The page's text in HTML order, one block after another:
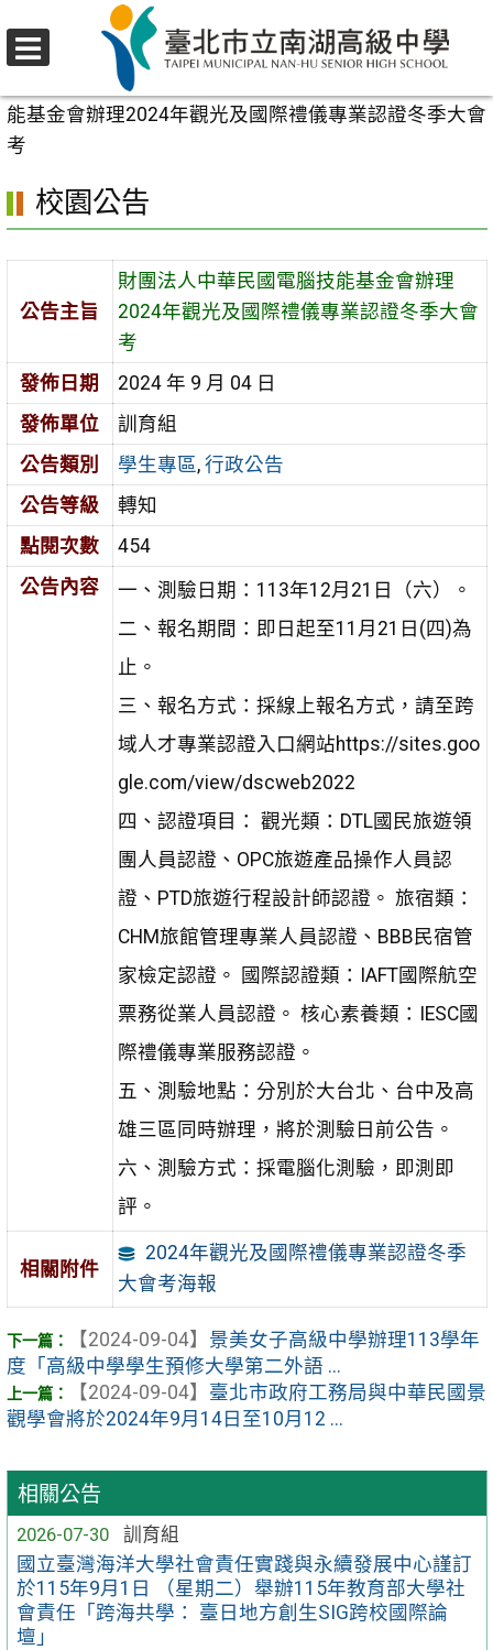
至
要
內
校園公告
能基金會辦理2024年觀光及國際禮儀專業認證冬季大會
考
相關公告
2026-07-30
訓育組
國立臺灣海洋大學社會責任實踐與永續發展中心謹訂
於115年9月1日 （星期二）舉辦115年教育部大學社
會責任「跨海共學： 臺日地方創生SIG跨校國際論
壇」
校園公告
公告主旨
財團法人中華民國電腦技能基金會辦理
2024年觀光及國際禮儀專業認證冬季大會
考
發佈日期
2024 年 9 月 04 日
發佈單位
訓育組
公告類別
學生專區, 行政公告
公告等級
轉知
點閱次數
454
公告內容
一、測驗日期：113年12月21日（六）。
二、報名期間：即日起至11月21日(四)為
止。
三、報名方式：採線上報名方式，請至跨
域人才專業認證入口網站https://sites.goo
gle.com/view/dscweb2022
四、認證項目： 觀光類：DTL國民旅遊領
團人員認證、OPC旅遊產品操作人員認
證、PTD旅遊行程設計師認證。 旅宿類：
CHM旅館管理專業人員認證、BBB民宿管
家檢定認證。 國際認證類：IAFT國際航空
票務從業人員認證。 核心素養類：IESC國
際禮儀專業服務認證。
五、測驗地點：分別於大台北、台中及高
雄三區同時辦理，將於測驗日前公告。
六、測驗方式：採電腦化測驗，即測即
評。
相關附件
2024年觀光及國際禮儀專業認證冬季
大會考海報
【2024-09-04】 景美女子高級中學辦理113學年
度「高級中學學生預修大學第二外語 ...
【2024-09-04】 臺北市政府工務局與中華民國景
觀學會將於2024年9月14日至10月12 ...
選
單